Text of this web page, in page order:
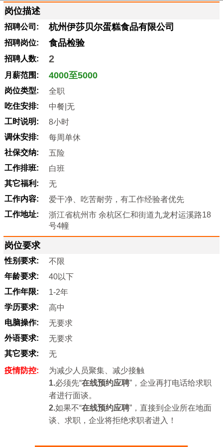
岗位描述
招聘公司: 杭州伊莎贝尔蛋糕食品有限公司
招聘岗位: 食品检验
招聘人数: 2
月薪范围: 4000至5000
岗位类型:
全职
吃住安排:
中餐|无
工时说明:
8小时
调休安排:
每周单休
社保交纳:
五险
工作排班:
白班
其它福利:
无
工作内容:
爱干净、吃苦耐劳，有工作经验者优先
工作地址:
浙江省杭州市 余杭区仁和街道九龙村运溪路18
号4幢
岗位要求
性别要求:
不限
年龄要求:
40以下
工作年限:
1-2年
学历要求:
高中
电脑操作:
无要求
外语要求:
无要求
其它要求:
无
疫情防控:
为减少人员聚集、减少接触
1.必须先“在线预约应聘”，企业再打电话给求职
者进行面谈。
2.如果不“在线预约应聘”，直接到企业所在地面
谈、求职，企业将拒绝求职者进入！